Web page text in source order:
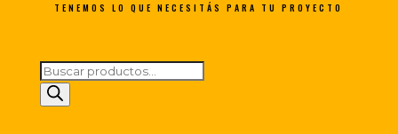
TENEMOS LO QUE NECESITÁS PARA TU PROYECTO
Búsqueda
de